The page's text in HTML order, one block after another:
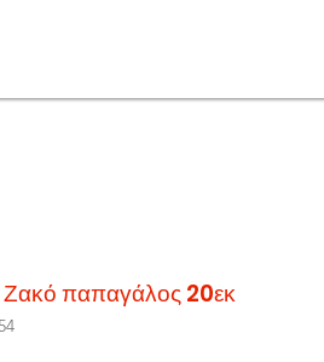
Ζακό παπαγάλος 20εκ